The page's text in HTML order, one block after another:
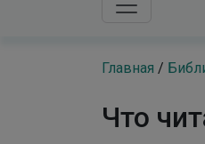
Главная /
Что